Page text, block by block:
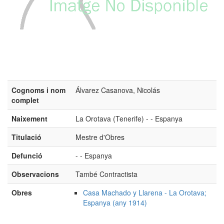
Cognoms i nom
complet
Álvarez Casanova, Nicolás
Naixement
La Orotava (Tenerife) - - Espanya
Titulació
Mestre d'Obres
Defunció
- - Espanya
Observacions
També Contractista
Obres
Casa Machado y Llarena - La Orotava;
Espanya (any 1914)